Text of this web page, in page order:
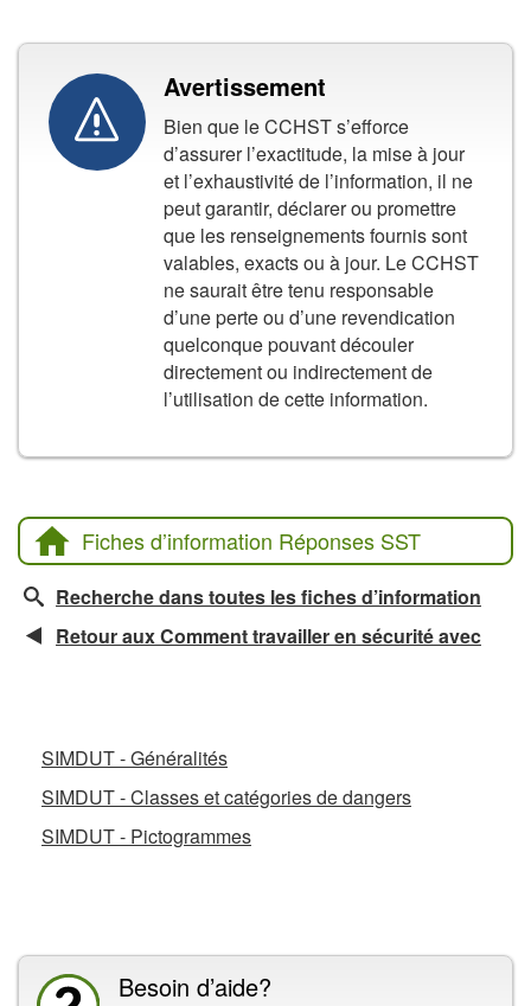
Avertissement
Bien que le CCHST s’efforce
d’assurer l’exactitude, la mise à jour
et l’exhaustivité de l’information, il ne
peut garantir, déclarer ou promettre
que les renseignements fournis sont
valables, exacts ou à jour. Le CCHST
ne saurait être tenu responsable
d’une perte ou d’une revendication
quelconque pouvant découler
directement ou indirectement de
l’utilisation de cette information.
Fiches d’information Réponses SST
Recherche dans toutes les fiches d’information
Retour aux Comment travailler en sécurité avec
SIMDUT - Généralités
SIMDUT - Classes et catégories de dangers
SIMDUT - Pictogrammes
Besoin d’aide?